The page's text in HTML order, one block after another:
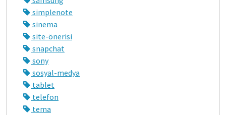
simplenote
sinema
site-önerisi
snapchat
sony
sosyal-medya
tablet
telefon
tema